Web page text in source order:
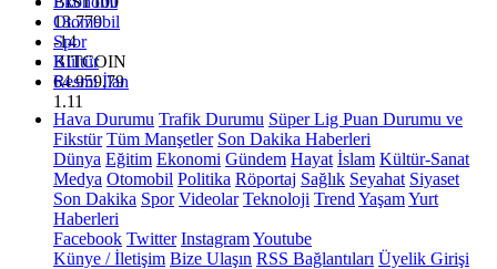
13.779
-14
BITCOIN
64.959,79
1.11
Otomobil
Spor
Kültür
Resmi İlan
Hava Durumu Trafik Durumu Süper Lig Puan Durumu ve
Fikstür Tüm Manşetler Son Dakika Haberleri
Dünya Eğitim Ekonomi Gündem Hayat İslam Kültür-Sanat
Medya Otomobil Politika Röportaj Sağlık Seyahat Siyaset
Son Dakika Spor Videolar Teknoloji Trend YaşamYurt
Haberleri
Facebook Twitter InstagramYoutube
Künye / İletişim Bize Ulaşın RSS Bağlantıları Üyelik Girişi